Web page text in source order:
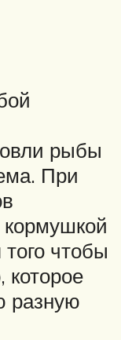
рыбы
При
кормушкой
чтобы
которое
разную